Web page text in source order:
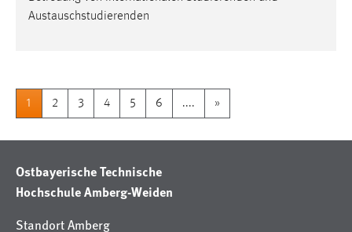
Austauschstudierenden
1 2 3 4 5 6 .... »
Ostbayerische Technische
Hochschule Amberg-Weiden
Standort Amberg